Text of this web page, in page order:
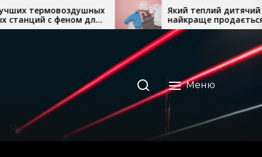
для
Який теплий дитячий одяг
найкраще продається восени
та взимку
Меню